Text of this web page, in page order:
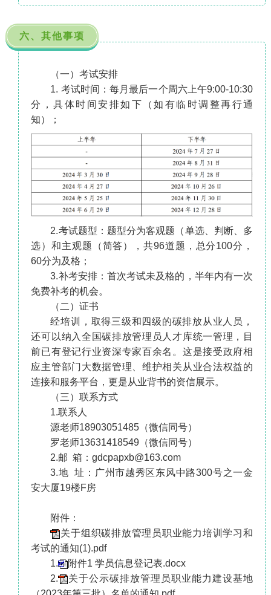
六、其他事项
（一）考试安排
1. 考试时间：每月最后一个周六上午9:00-10:30
分，具体时间安排如下（如有临时调整再行通
知）；
2.考试题型：题型分为客观题（单选、判断、多
选）和主观题（简答），共96道题，总分100分，
60分为及格；
3.补考安排：首次考试未及格的，半年内有一次
免费补考的机会。
（二）证书
经培训，取得三级和四级的碳排放从业人员，
还可以纳入全国碳排放管理员人才库统一管理，目
前已有登记行业资深专家百余名。这是接受政府相
应主管部门大数据管理、维护相关从业合法权益的
连接和服务平台，更是从业背书的资信展示。
（三）联系方式
1.联系人
源老师18903051485（微信同号）
罗老师13631418549（微信同号）
2.邮 箱：gdcpapxb@163.com
3.地 址：广州市越秀区东风中路300号之一金
安大厦19楼F房
附件：
关于组织碳排放管理员职业能力培训学习和
考试的通知(1).pdf
1.
附件1 学员信息登记表.docx
2.
关于公示碳排放管理员职业能力建设基地